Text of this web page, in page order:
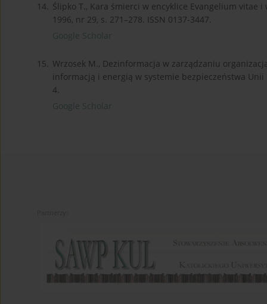
14. Ślipko T., Kara śmierci w encyklice Evangelium vitae
1996, nr 29, s. 271–278. ISSN 0137-3447.
Google Scholar
15. Wrzosek M., Dezinformacja w zarządzaniu
informacją i energią w systemie bezpieczeństwa Unii
4.
Google Scholar